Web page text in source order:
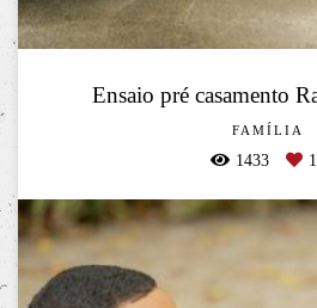
Ensaio pré casamento
FAMÍLIA
1433